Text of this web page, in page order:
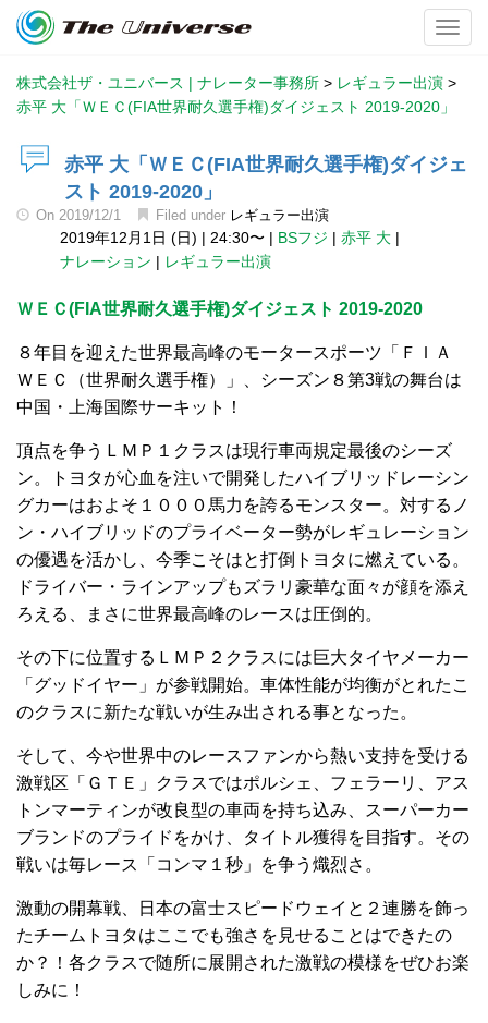
株式会社ザ・ユニバース | ナレーター事務所 > レギュラー出演 >
赤平 大「ＷＥＣ(FIA世界耐久選手権)ダイジェスト 2019-2020」
赤平 大「ＷＥＣ(FIA世界耐久選手権)ダイジェ
スト 2019-2020」
On 2019/12/1 Filed under レギュラー出演
2019年12月1日 (日) | 24:30〜 | BSフジ | 赤平 大 |
ナレーション | レギュラー出演
ＷＥＣ(FIA世界耐久選手権)ダイジェスト 2019-2020
８年目を迎えた世界最高峰のモータースポーツ「ＦＩＡ
ＷＥＣ（世界耐久選手権）」、シーズン８第3戦の舞台は
中国・上海国際サーキット！
頂点を争うＬＭＰ１クラスは現行車両規定最後のシーズ
ン。トヨタが心血を注いで開発したハイブリッドレーシン
グカーはおよそ１０００馬力を誇るモンスター。対するノ
ン・ハイブリッドのプライベーター勢がレギュレーション
の優遇を活かし、今季こそはと打倒トヨタに燃えている。
ドライバー・ラインアップもズラリ豪華な面々が顔を添え
ろえる、まさに世界最高峰のレースは圧倒的。
その下に位置するＬＭＰ２クラスには巨大タイヤメーカー
「グッドイヤー」が参戦開始。車体性能が均衡がとれたこ
のクラスに新たな戦いが生み出される事となった。
そして、今や世界中のレースファンから熱い支持を受ける
激戦区「ＧＴＥ」クラスではポルシェ、フェラーリ、アス
トンマーティンが改良型の車両を持ち込み、スーパーカー
ブランドのプライドをかけ、タイトル獲得を目指す。その
戦いは毎レース「コンマ１秒」を争う熾烈さ。
激動の開幕戦、日本の富士スピードウェイと２連勝を飾っ
たチームトヨタはここでも強さを見せることはできたの
か？！各クラスで随所に展開された激戦の模様をぜひお楽
しみに！